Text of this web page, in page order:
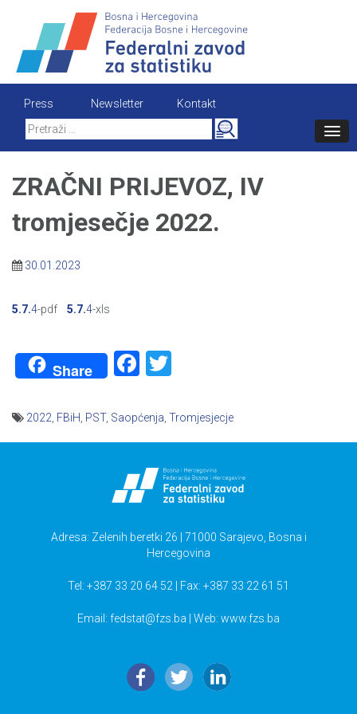
content
Press Newsletter
Kontakt
Search
for:
ZRAČNI PRIJEVOZ, IV
tromjesečje 2022.
30.01.2023
5.7.4-pdf 5.7.4-xls
Share Facebook
2022 FBiH PST, Saopćenja Tromjesjecje
Adresa: Zelenih beretki 26 | 71000 Sarajevo, Bosna i
Hercegovina
Tel: +387 33 20 64 52 | Fax: +387 33 22 61 51
Email: fedstat@fzs.ba | Web: www.fzs.ba